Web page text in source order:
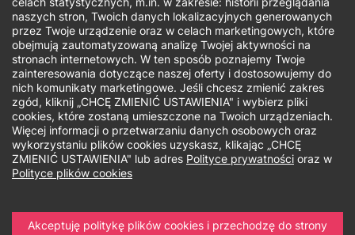
nawigacyjna
Jaki rodzaj studiów Cię interesuje?
Studia I stopnia
Biuro Rekrutacji - studia I stopnia,
jednolite studia magisterskie, studia II
stopnia
nieczynne
naszych stron, Twoich danych lokalizacyjnych generowanych
przez Twoje urządzenie oraz w celach marketingowych, które
obejmują zautomatyzowaną analizę Twojej aktywności na
stronach internetowych. W ten sposób poznajemy Twoje
zainteresowania dotyczące naszej oferty i dostosowujemy do
nich komunikaty marketingowe. Jeśli chcesz zmienić zakres
zgód, kliknij „CHCĘ ZMIENIĆ USTAWIENIA" i wybierz pliki
cookies, które zostaną umieszczone na Twoich urządzeniach.
Więcej informacji o przetwarzaniu danych osobowych oraz
wykorzystaniu plików cookies uzyskasz, klikając „CHCĘ
ZMIENIĆ USTAWIENIA" lub adres Polityce prywatności oraz w
Polityce plików cookies
Akceptuję politykę plików cookies i przechodzę do strony